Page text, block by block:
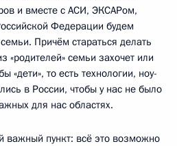
и вместе с АСИ, ЭКСАРом,
Федерации будем
Причём стараться делать
«родителей» семьи захочет или
«дети», то есть технологии, ноу-
в России, чтобы у нас не было
для нас областях.
важный пункт: всё это возможно